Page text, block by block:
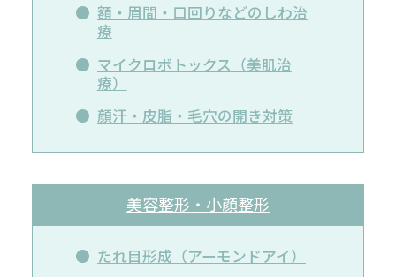
額・眉間・口回りなどのしわ治
療
マイクロボトックス（美肌治
療）
顔汗・皮脂・毛穴の開き対策
美容整形・小顔整形
たれ目形成（アーモンドアイ）